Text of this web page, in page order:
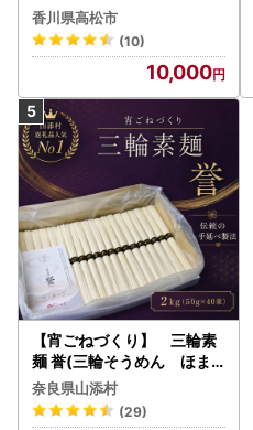
ん
香川県高松市
(10)
10,000
【宵ごねづくり】 三輪素
麺 誉(三輪そうめん ほま
れ) 2kg(50g×40束)
奈良県山添村
(29)